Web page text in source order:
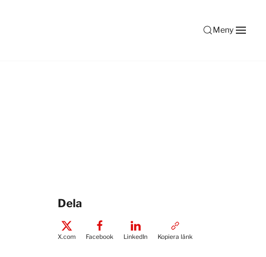
Meny
Dela
X.com Facebook LinkedIn Kopiera länk